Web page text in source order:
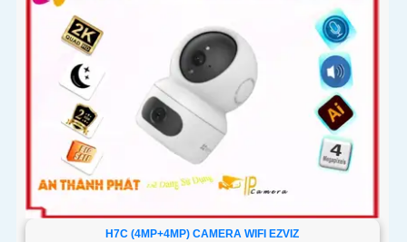
H7C (4MP+4MP) CAMERA WIFI EZVIZ